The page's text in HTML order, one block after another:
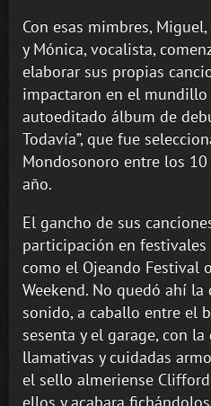
Con esas mimbres,
y Mónica, vocalista,
elaborar sus propias
impactaron en el
autoeditado álbum de
Todavía”, que fue
Mondosonoro entre los
año.
El gancho de sus
participación en
como el Ojeando Festival
Weekend. No quedó ahí la
sonido, a caballo entre el
sesenta y el garage, con
llamativas y cuidadas
el sello almeriense